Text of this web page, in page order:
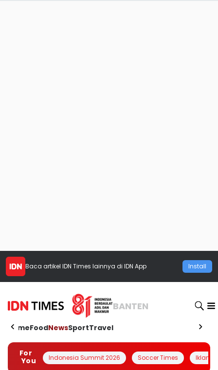
Baca artikel IDN Times lainnya di IDN App Install
BANTEN
HomeFoodNewsSportTravel
For
You
Indonesia Summit 2026 Soccer Times Iklanin